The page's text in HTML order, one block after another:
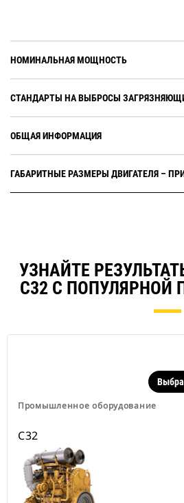
НОМИНАЛЬНАЯ МОЩНОСТЬ
СТАНДАРТЫ НА ВЫБРОСЫ
ОБЩАЯ ИНФОРМАЦИЯ
ГАБАРИТНЫЕ РАЗМЕРЫ ДВИГАТЕЛЯ –
УЗНАЙТЕ
C32 С ПОПУЛЯРНОЙ
Промышленное оборудование
C32